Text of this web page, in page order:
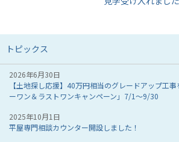
トピックス
2026年6月30日
【土地探し応援】40万円相当のグレードアップ工
ーワン＆ラストワンキャンペーン」7/1～9/30
2025年10月1日
平屋専門相談カウンター開設しました！